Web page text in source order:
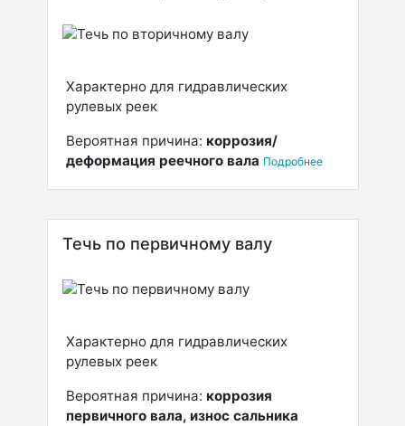
Характерно для гидравлических
рулевых реек
Вероятная причина: коррозия/
деформация реечного вала Подробнее
Течь по первичному валу
Характерно для гидравлических
рулевых реек
Вероятная причина: коррозия
первичного вала, износ сальника